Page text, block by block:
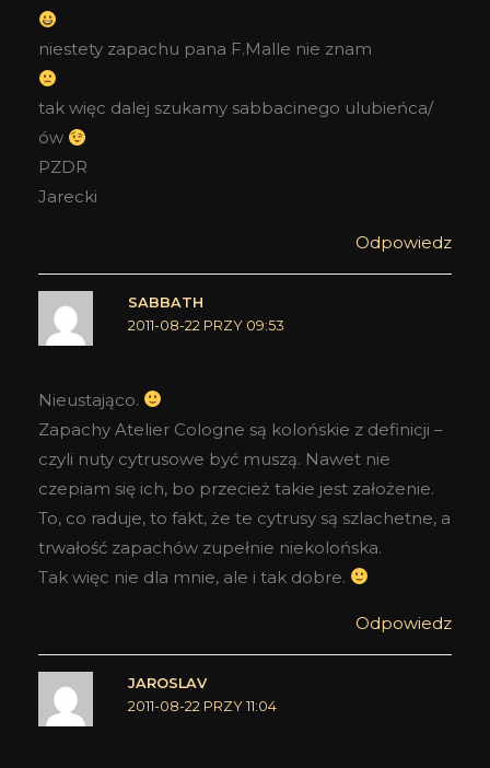
niestety zapachu pana F.Malle nie znam
tak więc dalej szukamy sabbacinego ulubieńca/
ów
PZDR
Jarecki
Odpowiedz
SABBATH
2011-08-22 PRZY 09:53
Nieustająco.
Zapachy Atelier Cologne są kolońskie z definicji –
czyli nuty cytrusowe być muszą. Nawet nie
czepiam się ich, bo przecież takie jest założenie.
To, co raduje, to fakt, że te cytrusy są szlachetne, a
trwałość zapachów zupełnie niekolońska.
Tak więc nie dla mnie, ale i tak dobre.
Odpowiedz
JAROSLAV
2011-08-22 PRZY 11:04